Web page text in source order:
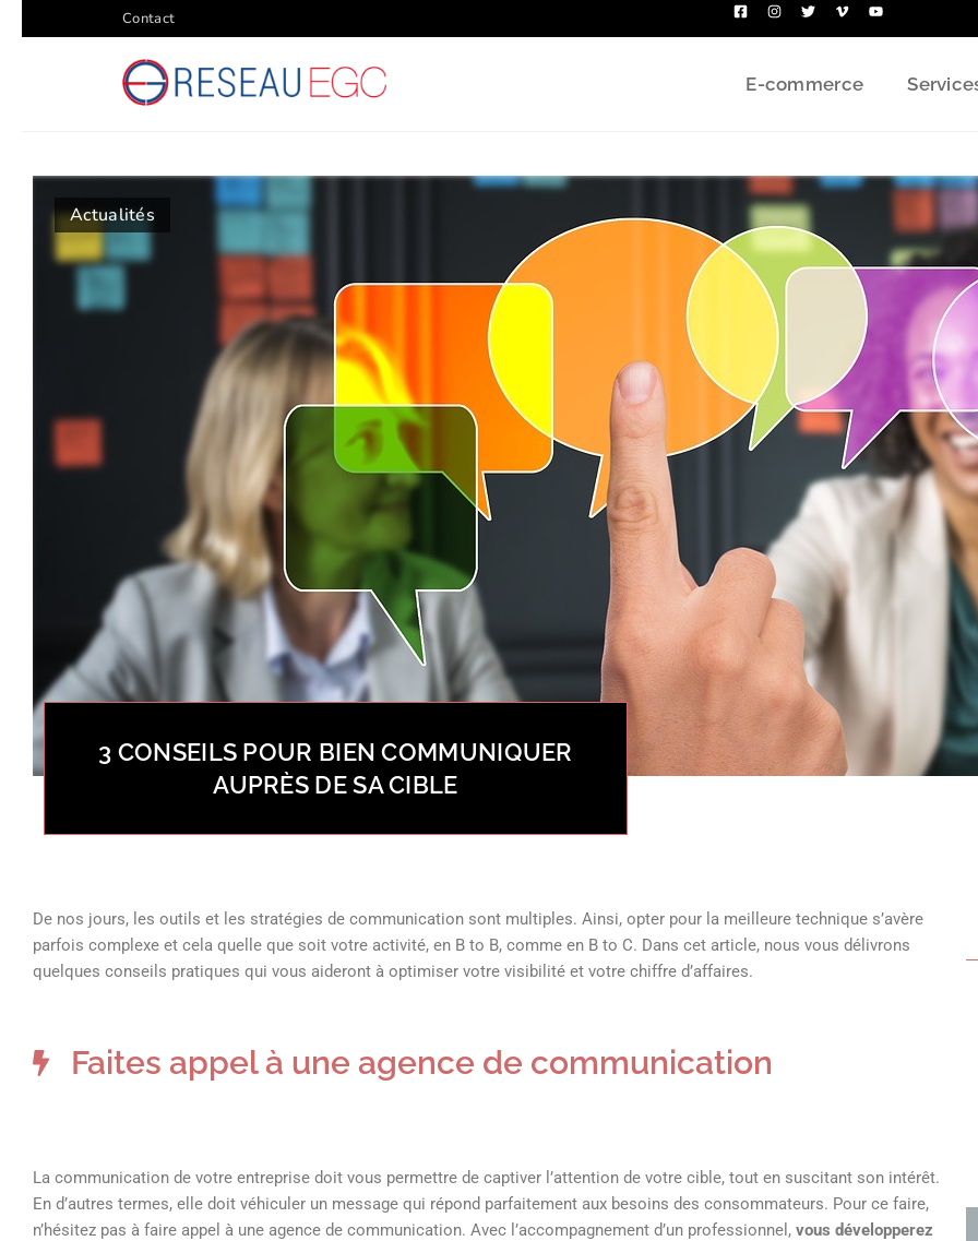
Contact
E-commerce
Actualités
3 CONSEILS POUR BIEN COMMUNIQUER
AUPRÈS DE SA CIBLE
De nos jours, les outils et les stratégies de communication sont multiples. Ainsi, opter pour la meilleure technique s’avère
parfois complexe et cela quelle que soit votre activité, en B to B, comme en B to C. Dans cet article, nous vous délivrons
quelques conseils pratiques qui vous aideront à optimiser votre visibilité et votre chiffre d’affaires.
Faites appel à une agence de communication
La communication de votre entreprise doit vous permettre de captiver l’attention de votre cible, tout en suscitant son intérêt.
En d’autres termes, elle doit véhiculer un message qui répond parfaitement aux besoins des consommateurs. Pour ce faire,
n’hésitez pas à faire appel à une agence de communication. Avec l’accompagnement d’un professionnel, vous développerez